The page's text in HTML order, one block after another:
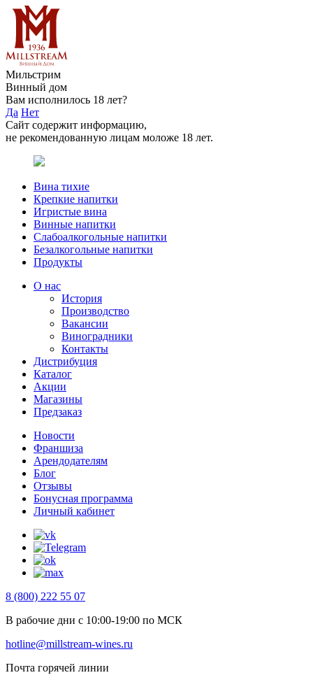
Мильстрим
Винный дом
Вам исполнилось 18 лет?
Да Нет
Сайт содержит информацию,
не рекомендованную лицам моложе 18 лет.
Вина тихие
Крепкие напитки
Игристые вина
Винные напитки
Слабоалкогольные напитки
Безалкогольные напитки
Продукты
О нас
История
Производство
Вакансии
Виноградники
Контакты
Дистрибуция
Каталог
Акции
Магазины
Предзаказ
Новости
Франшиза
Арендодателям
Блог
Отзывы
Бонусная программа
Личный кабинет
8 (800) 222 55 07
В рабочие дни с 10:00-19:00 по МСК
hotline@millstream-wines.ru
Почта горячей линии